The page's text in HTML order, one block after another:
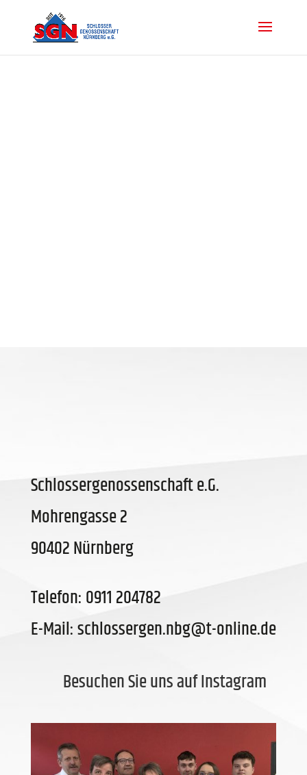
Schlossergenossenschaft e.G.
Mohrengasse 2
90402 Nürnberg
Telefon: 0911 204782
E-Mail: schlossergen.nbg@t-online.de
Besuchen Sie uns auf Instagram